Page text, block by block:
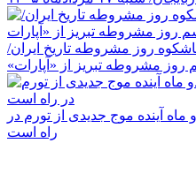
روز مشروطه تاریخ ایران/
مشروطه تبریز از «آپارات»
آینده موج جدیدی از تورم در
راه است